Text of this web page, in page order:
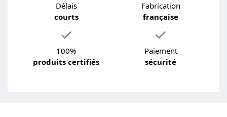
Délais
courts
Fabrication
française
100%
produits certifiés
Paiement
sécurité